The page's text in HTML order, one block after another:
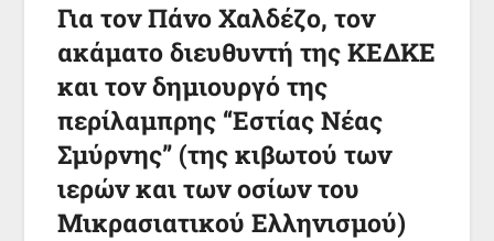
Για τον Πάνο Χαλδέζο, τον
ακάματο διευθυντή της ΚΕΔΚΕ
και τον δημιουργό της
περίλαμπρης “Εστίας Νέας
Σμύρνης” (της κιβωτού των
ιερών και των οσίων του
Μικρασιατικού Ελληνισμού)